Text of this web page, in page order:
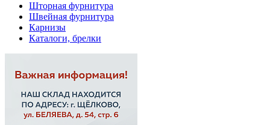
Шторная фурнитура
Швейная фурнитура
Карнизы
Каталоги, брелки